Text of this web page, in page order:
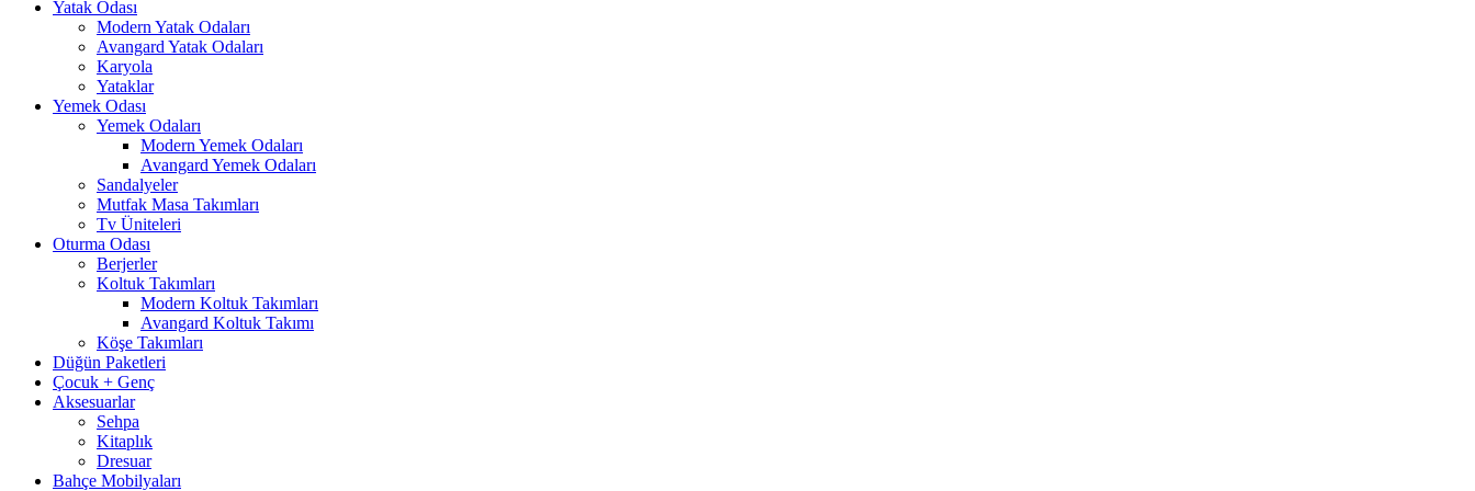
Yatak Odası
Modern Yatak Odaları
Avangard Yatak Odaları
Karyola
Yataklar
Yemek Odası
Yemek Odaları
Modern Yemek Odaları
Avangard Yemek Odaları
Sandalyeler
Mutfak Masa Takımları
Tv Üniteleri
Oturma Odası
Berjerler
Koltuk Takımları
Modern Koltuk Takımları
Avangard Koltuk Takımı
Köşe Takımları
Düğün Paketleri
Çocuk + Genç
Aksesuarlar
Sehpa
Kitaplık
Dresuar
Bahçe Mobilyaları